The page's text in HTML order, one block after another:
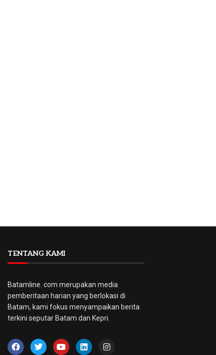
TENTANG KAMI
Batamline. com merupakan media
pemberitaan harian yang berlokasi di
Batam, kami fokus menyampaikan berita
terkini seputar Batam dan Kepri.